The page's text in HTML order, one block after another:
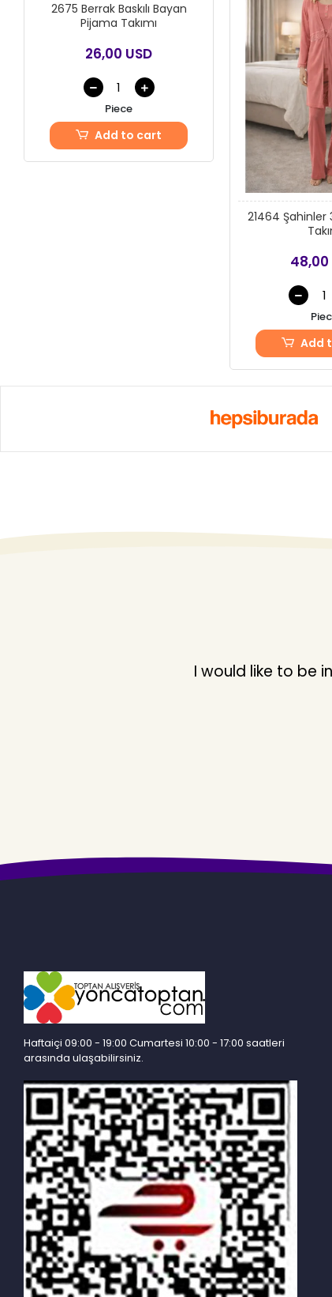
2675 Berrak Baskılı Bayan
Pijama Takımı
26,00 USD
Piece
Add to cart
21464 Şahinler
48,00
Add
I would like to be
Haftaiçi 09:00 - 19:00 Cumartesi 10:00 - 17:00 saatleri
arasında ulaşabilirsiniz.